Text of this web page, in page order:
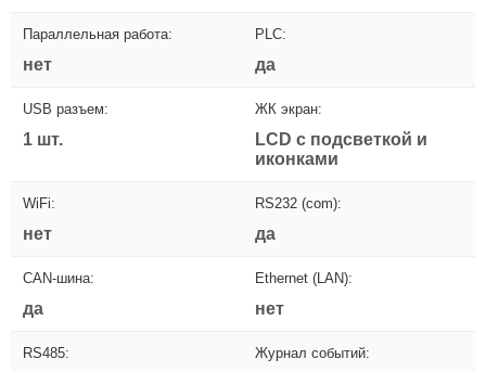
Параллельная работа:
нет
PLC:
да
USB разъем:
1 шт.
ЖК экран:
LCD с подсветкой и
иконками
WiFi:
нет
RS232 (com):
да
CAN-шина:
да
Ethernet (LAN):
нет
RS485: Журнал событий: